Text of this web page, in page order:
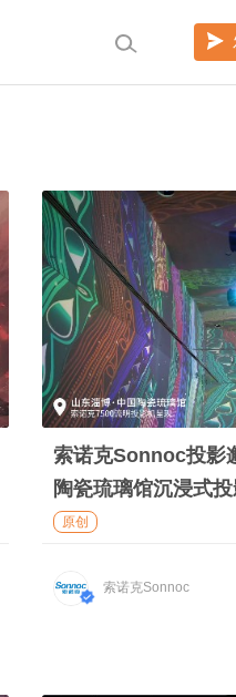
索诺克Sonnoc投影
陶瓷琉璃馆沉浸式
原创
索诺克Sonnoc